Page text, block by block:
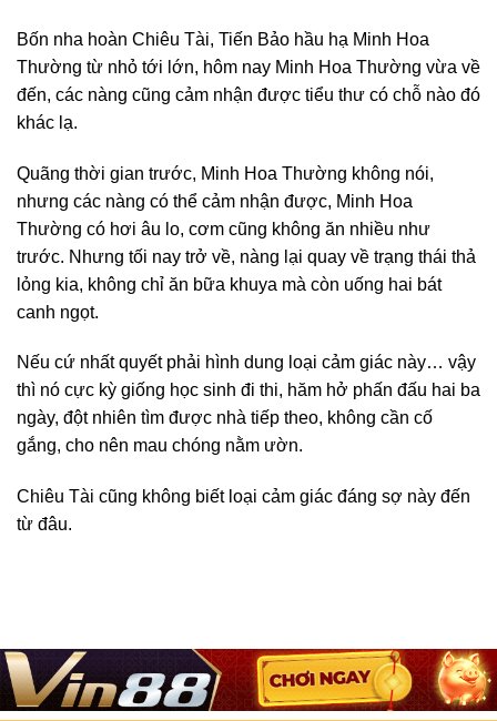
Bốn nha hoàn Chiêu Tài, Tiến Bảo hầu hạ Minh Hoa
Thường từ nhỏ tới lớn, hôm nay Minh Hoa Thường vừa về
đến, các nàng cũng cảm nhận được tiểu thư có chỗ nào đó
khác lạ.
Quãng thời gian trước, Minh Hoa Thường không nói,
nhưng các nàng có thể cảm nhận được, Minh Hoa
Thường có hơi âu lo, cơm cũng không ăn nhiều như
trước. Nhưng tối nay trở về, nàng lại quay về trạng thái thả
lỏng kia, không chỉ ăn bữa khuya mà còn uống hai bát
canh ngọt.
Nếu cứ nhất quyết phải hình dung loại cảm giác này… vậy
thì nó cực kỳ giống học sinh đi thi, hăm hở phấn đấu hai ba
ngày, đột nhiên tìm được nhà tiếp theo, không cần cố
gắng, cho nên mau chóng nằm ườn.
Chiêu Tài cũng không biết loại cảm giác đáng sợ này đến
từ đâu.